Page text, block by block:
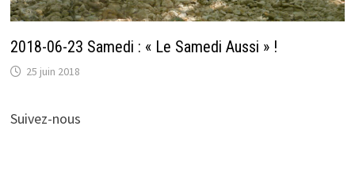
2018-06-23 Samedi : « Le Samedi Aussi » !
25 juin 2018
Suivez-nous